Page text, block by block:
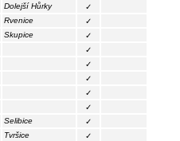
Dolejší Hůrky
✓
Rvenice
✓
Skupice
✓
✓
✓
✓
✓
✓
Selibice
✓
Tvršice
✓